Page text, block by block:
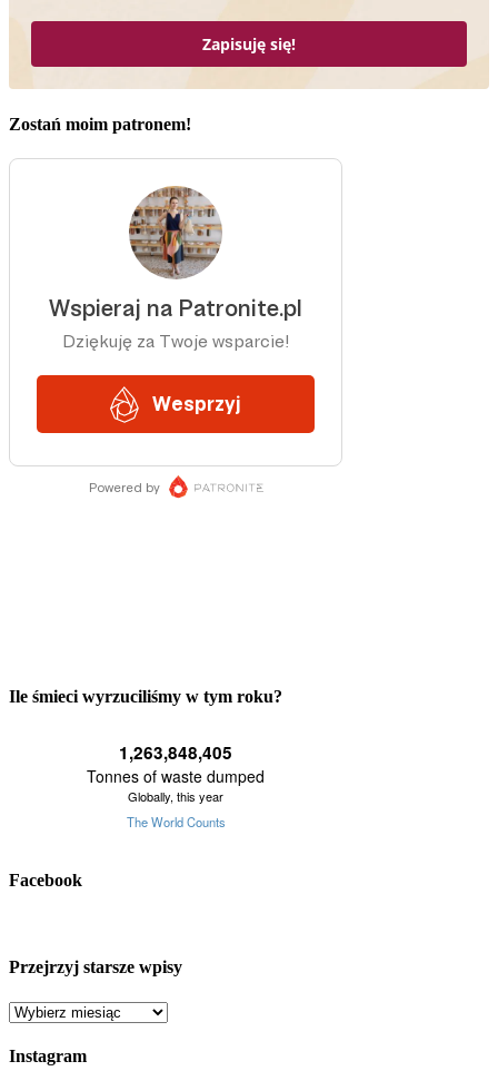
Zapisuję się!
Zostań moim patronem!
Ile śmieci wyrzuciliśmy w tym roku?
Facebook
Przejrzyj starsze wpisy
Przejrzyj
wpisy
Instagram